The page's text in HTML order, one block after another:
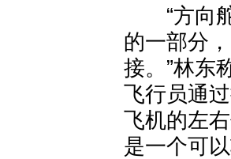
“方向舵
的一部分
接。”林东
飞行员通
飞机的左
是一个可